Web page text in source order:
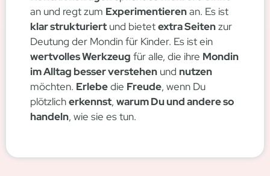
an und regt zum Experimentierenan. Es ist
klar strukturiert und bietetextra Seitenzur
Deutung der Mondin für Kinder. Es ist ein
wertvolles Werkzeug für alle, die ihre Mondin
im Alltag besser verstehen und nutzen
möchten. Erlebedie Freude, wenn Du
plötzlicherkennst, warum Du und andere so
handeln, wie sie es tun.